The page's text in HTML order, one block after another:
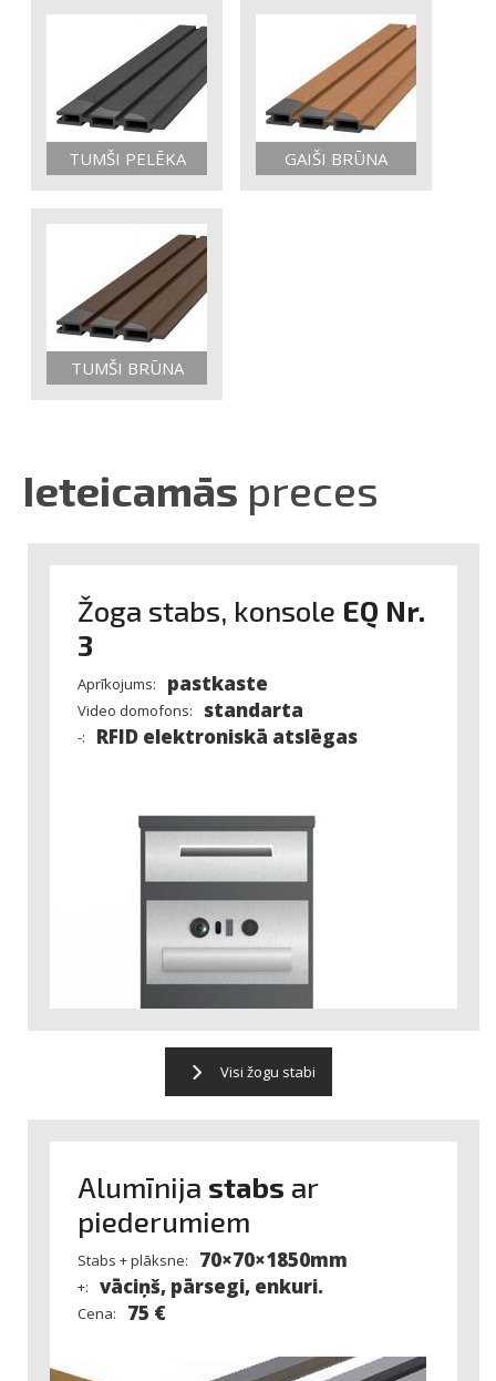
kalkulators
Ievadiet datus
Žoga līdz H1.84 m garums (m)
Elektrības cena (€ / kWh)
Elektrības vērtība gadā
Elektrības uzglabāšanas izmaksas (50% jaudas)
Atmaksāšanās laiks
7.2 gadi
TUMŠI PELĒKA GAIŠI BRŪNA
TUMŠI BRŪNA
Ieteicamās preces
Žoga stabs, konsole EQ Nr.
3
Aprīkojums: pastkaste
Video domofons: standarta
-: RFID elektroniskā atslēgas
Visi žogu stabi
Alumīnija stabs ar
piederumiem
Stabs + plāksne: 70×70×1850mm
+: vāciņš, pārsegi, enkuri.
Cena: 75 €